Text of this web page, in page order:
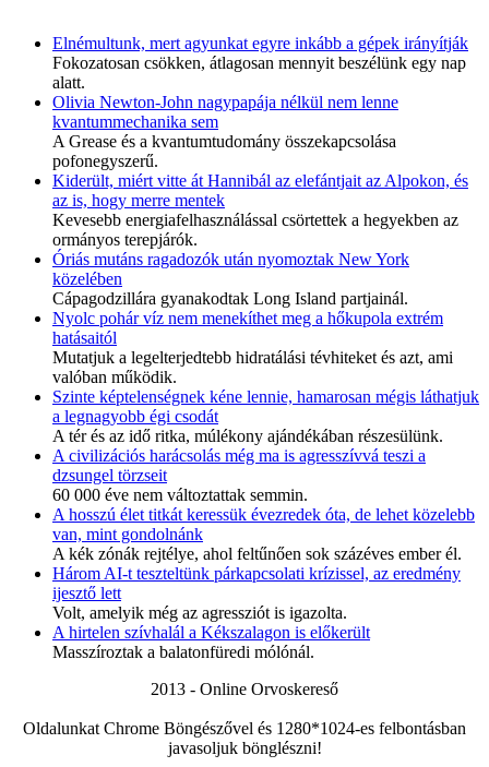
Elnémultunk, mert agyunkat egyre inkább a gépek irányítják
Fokozatosan csökken, átlagosan mennyit beszélünk egy nap
alatt.
Olivia Newton-John nagypapája nélkül nem lenne
kvantummechanika sem
A Grease és a kvantumtudomány összekapcsolása
pofonegyszerű.
Kiderült, miért vitte át Hannibál az elefántjait az Alpokon, és
az is, hogy merre mentek
Kevesebb energiafelhasználással csörtettek a hegyekben az
ormányos terepjárók.
Óriás mutáns ragadozók után nyomoztak New York
közelében
Cápagodzillára gyanakodtak Long Island partjainál.
Nyolc pohár víz nem menekíthet meg a hőkupola extrém
hatásaitól
Mutatjuk a legelterjedtebb hidratálási tévhiteket és azt, ami
valóban működik.
Szinte képtelenségnek kéne lennie, hamarosan mégis láthatjuk
a legnagyobb égi csodát
A tér és az idő ritka, múlékony ajándékában részesülünk.
A civilizációs harácsolás még ma is agresszívvá teszi a
dzsungel törzseit
60 000 éve nem változtattak semmin.
A hosszú élet titkát keressük évezredek óta, de lehet közelebb
van, mint gondolnánk
A kék zónák rejtélye, ahol feltűnően sok százéves ember él.
Három AI-t teszteltünk párkapcsolati krízissel, az eredmény
ijesztő lett
Volt, amelyik még az agressziót is igazolta.
A hirtelen szívhalál a Kékszalagon is előkerült
Masszíroztak a balatonfüredi mólónál.
2013 - Online Orvoskereső
Oldalunkat Chrome Böngészővel és 1280*1024-es felbontásban
javasoljuk bönglészni!